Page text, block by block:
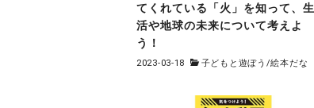
てくれている「火」を知って、生
活や地球の未来について考えよ
う！
2023-03-18 子どもと遊ぼう /絵本だな